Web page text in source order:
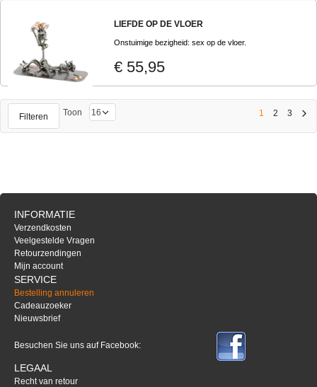
LIEFDE OP DE VLOER
Onstuimige bezigheid: sex op de vloer.
€ 55,95
Filteren 1 2 3
Toon
INFORMATIE
Verzendkosten
Veelgestelde Vragen
Retourzendingen
Mijn account
SERVICE
Bestelling annuleren
Cadeauzoeker
Nieuwsbrief
Besuchen Sie uns auf Facebook:
LEGAAL
Recht van retour